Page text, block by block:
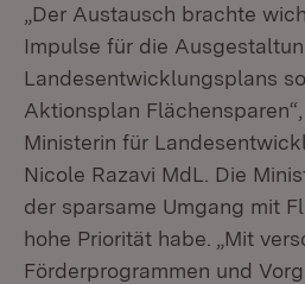
„Der Austausch brachte
Impulse für die
Landesentwicklungsplans
Aktionsplan
Ministerin für
Nicole Razavi MdL. Die
der sparsame Umgang mit
hohe Priorität habe. „Mit
Förderprogrammen und